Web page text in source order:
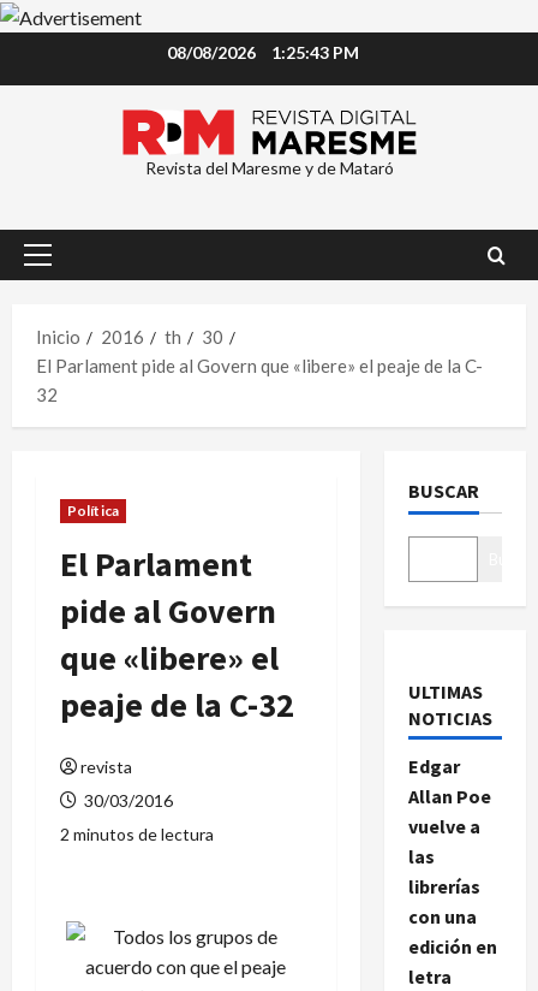
08/08/2026 1:25:43 PM
Revista del Maresme y de Mataró
Menú
Inicio
2016 th
30
El Parlament pide al Govern que «libere» el peaje de la C-
32
Política
El Parlament
pide al Govern
que «libere» el
peaje de la C-32
revista
30/03/2016
2 minutos de lectura
BUSCAR
ULTIMAS
NOTICIAS
Edgar
Allan Poe
vuelve a
las
librerías
con una
edición en
letra